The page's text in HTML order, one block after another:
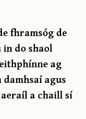
fhramsóg de
do shaol
ag
agus
a chaill sí